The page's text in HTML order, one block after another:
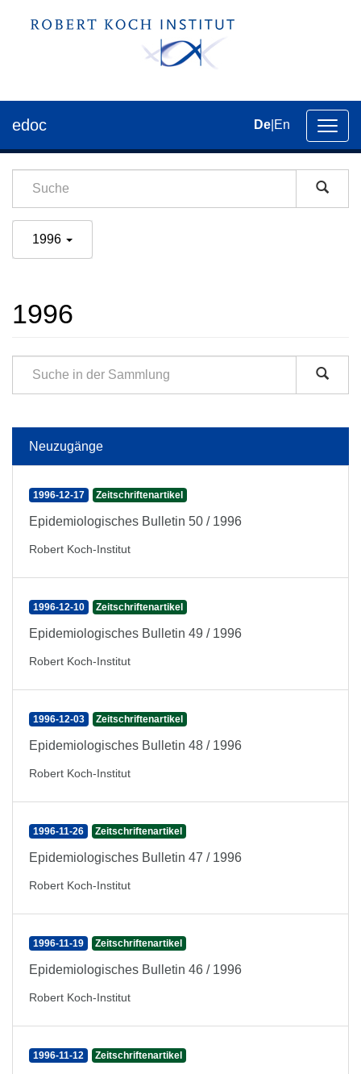
der
edoc De En
1996
1996
Neuzugänge
1996-12-17 Zeitschriftenartikel
Epidemiologisches Bulletin 50 / 1996
Robert Koch-Institut
1996-12-10 Zeitschriftenartikel
Epidemiologisches Bulletin 49 / 1996
Robert Koch-Institut
1996-12-03 Zeitschriftenartikel
Epidemiologisches Bulletin 48 / 1996
Robert Koch-Institut
1996-11-26 Zeitschriftenartikel
Epidemiologisches Bulletin 47 / 1996
Robert Koch-Institut
1996-11-19 Zeitschriftenartikel
Epidemiologisches Bulletin 46 / 1996
Robert Koch-Institut
1996-11-12 Zeitschriftenartikel